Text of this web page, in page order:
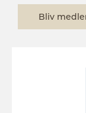
Bliv